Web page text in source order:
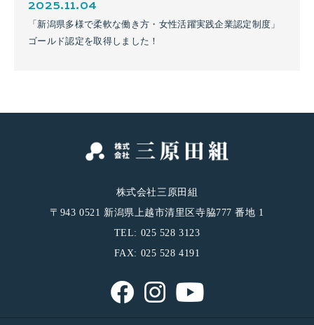
「新潟県多様で柔軟な働き方・女性活躍実践企業認定制度」
ゴールド認定を取得しました！
2025.11.04
株式会社三原田組
〒943 0521 新潟県上越市清里区寺脇777 番地 1
TEL: 025 528 3123
FAX: 025 528 4191